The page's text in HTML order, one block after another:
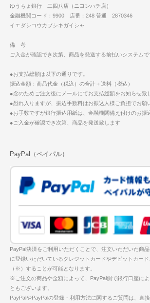
ゆうちょ銀行 二四八店（ニヨンハチ店）
金融機関コード：9900 店番：248 普通 2870346
イエダシコウカブシキガイシャ
備 考
ご入金が確認でき次第、商品を発送する前払いシステムで
●お支払総額は以下の通りです。
振込金額：商品代金（税込）の合計＋送料（税込）
●念のためご注文後にメールにてお支払総額をお知らせ致
●恐れ入りますが、振込手数料はお振込人様ご負担でお願
●お手数ですが銀行振込用紙は、金融機関備え付けのお振
●ご入金が確認でき次第、商品を発送致します
PayPal（ペイパル）
PayPal決済をご利用いただくことで、注文いただいた商
に登録いただいているクレジットカードやデビットカー
（※）することが可能となります。
※ご注文の商品や金額によって、PayPal側で銀行口座に
ともございます。
PayPalやPayPalの登録・利用方法に関するご質問は、直接